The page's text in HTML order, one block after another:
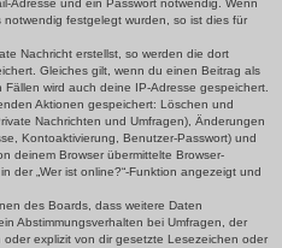
Adresse und ein Passwort notwendig. Wenn
festgelegt wurden, so ist dies für
Nachricht erstellst, so werden die dort
Gleiches gilt, wenn du einen Beitrag als
wird auch deine IP-Adresse gespeichert.
Aktionen gespeichert: Löschen und
Nachrichten und Umfragen), Änderungen
Kontoaktivierung, Benutzer-Passwort) und
deinem Browser übermittelte Browser-
der „Wer ist online?“-Funktion angezeigt und
des Boards, dass weitere Daten
Abstimmungsverhalten bei Umfragen, der
explizit von dir gesetzte Lesezeichen oder